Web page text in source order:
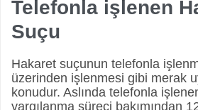
Telefonla işlenen
Suçu
Hakaret suçunun telefonla
üzerinden işlenmesi gibi merak
konudur. Aslında telefonla
yargılanma süreci bakımından